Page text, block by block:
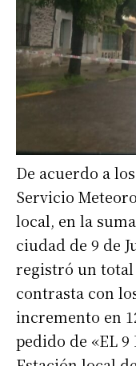
De acuerdo a
Servicio
local, en la
ciudad de 9 de
registró un total
contrasta con
incremento en
pedido de «EL 9